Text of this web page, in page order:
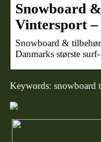
Snowboard
Vintersport
Snowboard &
Danmarks største
Keywords: snowboard